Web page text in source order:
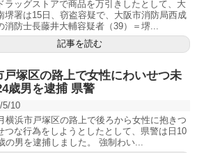
ラッグストアで商品を万引きしたとして、大
堺署は15日、窃盗容疑で、大阪市消防局西成
消防士長藤井大輔容疑者（39）＝堺...
記事を読む
戸塚区の路上で女性にわいせつ未
歳男を逮捕 県警
5/10
横浜市戸塚区の路上で後ろから女性に抱きつ
つな行為をしようとしたとして、県警は日10
の男を逮捕しました。 強制わい...